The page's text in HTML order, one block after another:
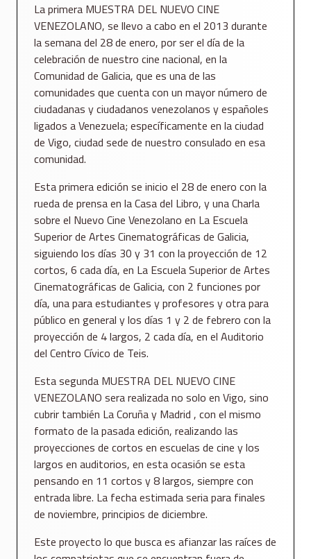
La primera MUESTRA DEL NUEVO CINE
VENEZOLANO, se llevo a cabo en el 2013 durante
la semana del 28 de enero, por ser el día de la
celebración de nuestro cine nacional, en la
Comunidad de Galicia, que es una de las
comunidades que cuenta con un mayor número de
ciudadanas y ciudadanos venezolanos y españoles
ligados a Venezuela; específicamente en la ciudad
de Vigo, ciudad sede de nuestro consulado en esa
comunidad.
Esta primera edición se inicio el 28 de enero con la
rueda de prensa en la Casa del Libro, y una Charla
sobre el Nuevo Cine Venezolano en La Escuela
Superior de Artes Cinematográficas de Galicia,
siguiendo los días 30 y 31 con la proyección de 12
cortos, 6 cada día, en La Escuela Superior de Artes
Cinematográficas de Galicia, con 2 funciones por
día, una para estudiantes y profesores y otra para
público en general y los días 1 y 2 de febrero con la
proyección de 4 largos, 2 cada día, en el Auditorio
del Centro Cívico de Teis.
Esta segunda MUESTRA DEL NUEVO CINE
VENEZOLANO sera realizada no solo en Vigo, sino
cubrir también La Coruña y Madrid , con el mismo
formato de la pasada edición, realizando las
proyecciones de cortos en escuelas de cine y los
largos en auditorios, en esta ocasión se esta
pensando en 11 cortos y 8 largos, siempre con
entrada libre. La fecha estimada seria para finales
de noviembre, principios de diciembre.
Este proyecto lo que busca es afianzar las raíces de